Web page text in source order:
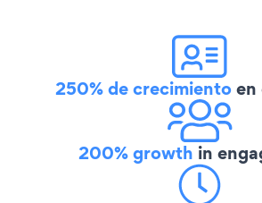
250% de crecimientoen
200% growth in